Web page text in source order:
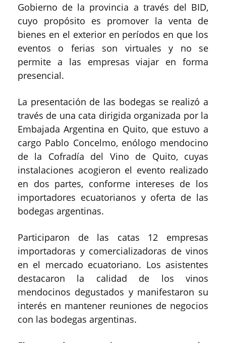
Gobierno de la provincia a través del BID,
cuyo propósito es promover la venta de
bienes en el exterior en períodos en que los
eventos o ferias son virtuales y no se
permite a las empresas viajar en forma
presencial.
La presentación de las bodegas se realizó a
través de una cata dirigida organizada por la
Embajada Argentina en Quito, que estuvo a
cargo Pablo Concelmo, enólogo mendocino
de la Cofradía del Vino de Quito, cuyas
instalaciones acogieron el evento realizado
en dos partes, conforme intereses de los
importadores ecuatorianos y oferta de las
bodegas argentinas.
Participaron de las catas 12 empresas
importadoras y comercializadoras de vinos
en el mercado ecuatoriano. Los asistentes
destacaron la calidad de los vinos
mendocinos degustados y manifestaron su
interés en mantener reuniones de negocios
con las bodegas argentinas.